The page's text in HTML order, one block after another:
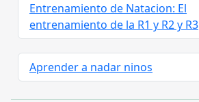
Entrenamiento de Natacion: El
entrenamiento de la R1 y R2 y R3
Aprender a nadar ninos